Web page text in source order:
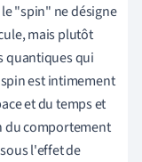
"spin" ne désigne
mais plutôt
quantiques qui
est intimement
et du temps et
du comportement
l'effet de